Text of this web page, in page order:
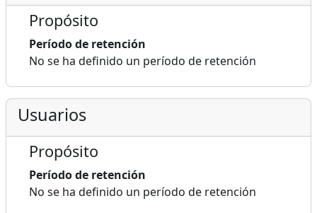
Propósito
Período de retención
No se ha definido un período de retención
Usuarios
Propósito
Período de retención
No se ha definido un período de retención